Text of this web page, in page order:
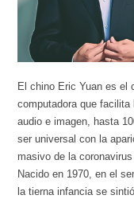
El chino Eric Yuan es el
computadora que
audio e imagen, hasta
ser universal con la
masivo de la
Nacido en 1970, en el
la tierna infancia se